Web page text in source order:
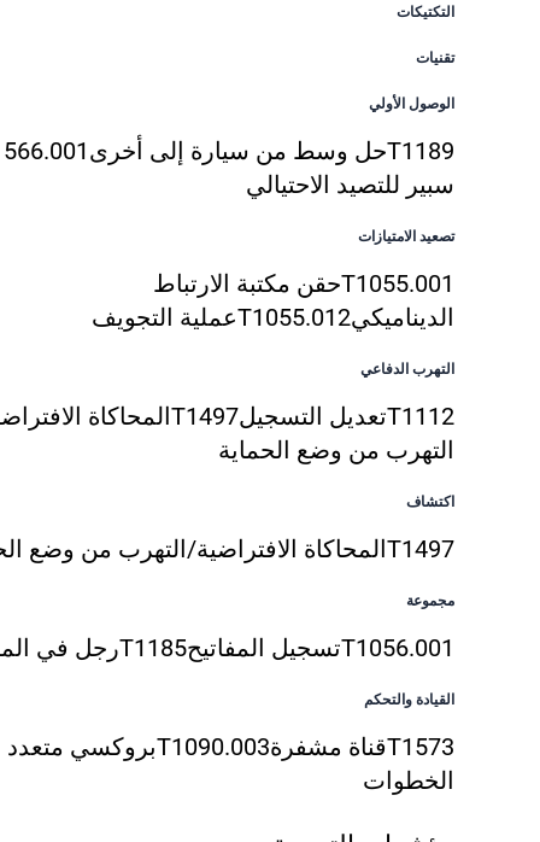
التكتيكات
تقنيات
الوصول الأولي
T1189حل وسط من سيارة إلى أخرى
سبير للتصيد الاحتيالي
تصعيد الامتيازات
T1055.001حقن مكتبة الارتباط
الديناميكيT1055.012عملية التجويف
التهرب الدفاعي
T1112تعديل التسجيلT1497المحاكاة
التهرب من وضع الحماية
اكتشاف
T1497المحاكاة الافتراضية/التهرب من وضع
مجموعة
T1056.001تسجيل المفاتيحT1185رجل في
القيادة والتحكم
T1573قناة مشفرةT1090.003بروكسي متعدد
الخطوات